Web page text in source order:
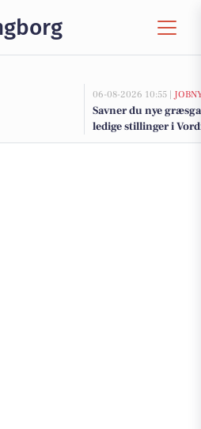
06-08-2026 10:55 |
Savner du nye
ledige stillinger i
i sidste måned